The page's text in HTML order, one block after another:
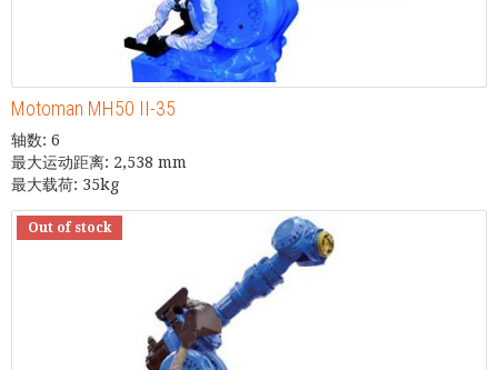
Motoman MH50 II-35
轴数: 6
最大运动距离: 2,538 mm
最大载荷: 35kg
Out of stock